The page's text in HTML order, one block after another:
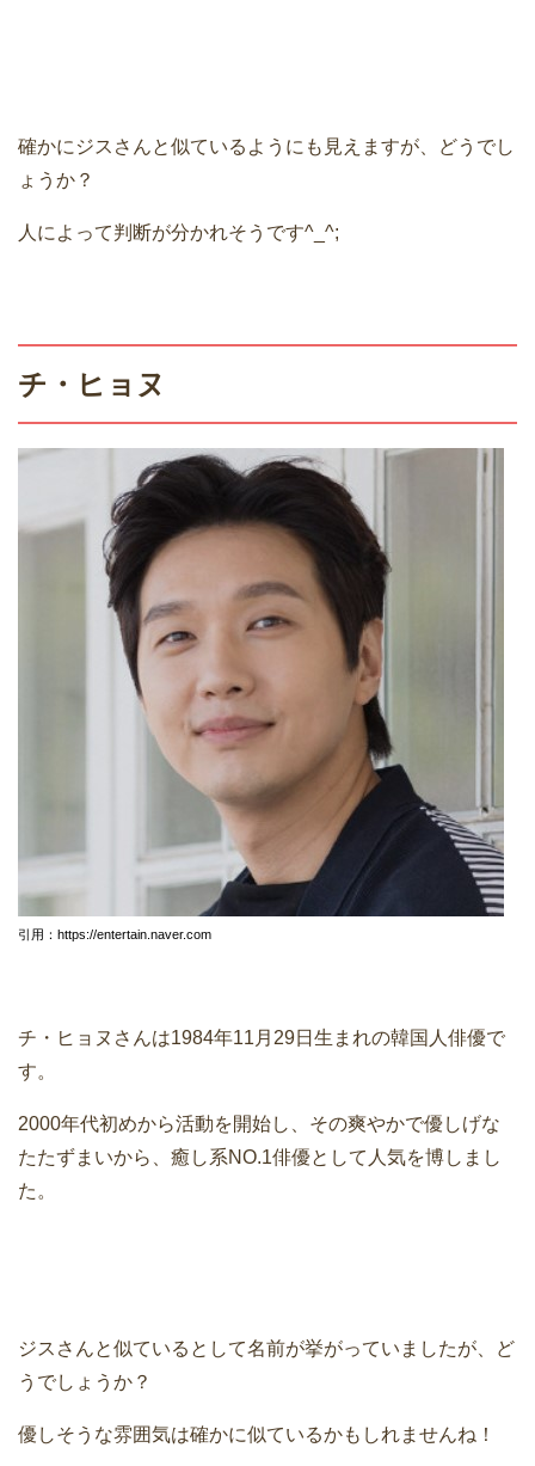
確かにジスさんと似ているようにも見えますが、どうでし
ょうか？
人によって判断が分かれそうです^_^;
チ・ヒョヌ
引用：https://entertain.naver.com
チ・ヒョヌさんは1984年11月29日生まれの韓国人俳優で
す。
2000年代初めから活動を開始し、その爽やかで優しげな
たたずまいから、癒し系NO.1俳優として人気を博しまし
た。
ジスさんと似ているとして名前が挙がっていましたが、ど
うでしょうか？
優しそうな雰囲気は確かに似ているかもしれませんね！